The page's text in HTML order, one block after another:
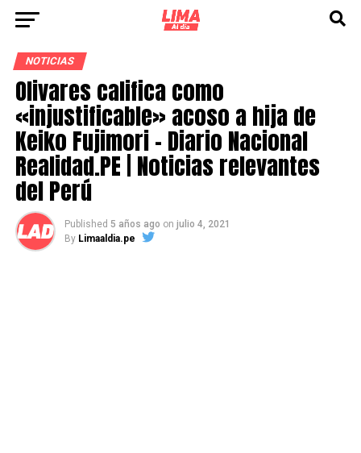
NOTICIAS
Olivares califica como
«injustificable» acoso a hija de
Keiko Fujimori – Diario Nacional
Realidad.PE | Noticias relevantes
del Perú
Published 5 años ago on julio 4, 2021
By Limaaldia.pe